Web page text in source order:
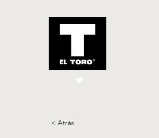
El Toro España
< Atrás